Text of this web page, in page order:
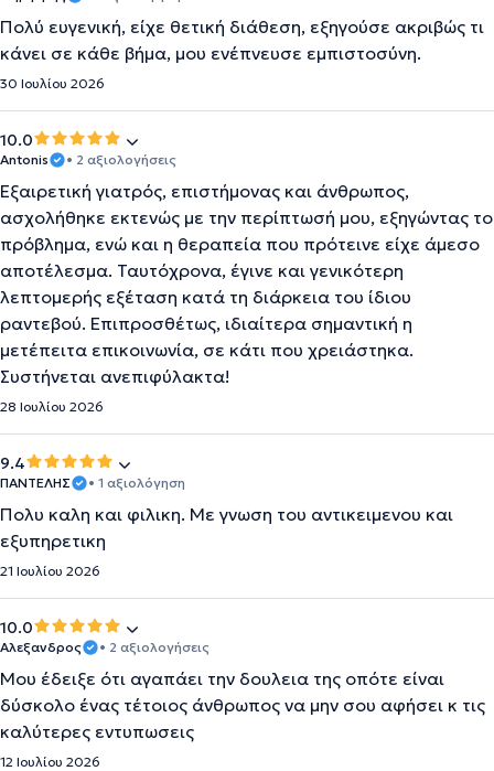
Πολύ ευγενική, είχε θετική διάθεση, εξηγούσε ακριβώς τι
κάνει σε κάθε βήμα, μου ενέπνευσε εμπιστοσύνη.
30 Ιουλίου 2026
10.0
Antonis • 2 αξιολογήσεις
Εξαιρετική γιατρός, επιστήμονας και άνθρωπος,
ασχολήθηκε εκτενώς με την περίπτωσή μου, εξηγώντας το
πρόβλημα, ενώ και η θεραπεία που πρότεινε είχε άμεσο
αποτέλεσμα. Ταυτόχρονα, έγινε και γενικότερη
λεπτομερής εξέταση κατά τη διάρκεια του ίδιου
ραντεβού. Επιπροσθέτως, ιδιαίτερα σημαντική η
μετέπειτα επικοινωνία, σε κάτι που χρειάστηκα.
Συστήνεται ανεπιφύλακτα!
28 Ιουλίου 2026
9.4
ΠΑΝΤΕΛΗΣ • 1 αξιολόγηση
Πολυ καλη και φιλικη. Με γνωση του αντικειμενου και
εξυπηρετικη
21 Ιουλίου 2026
10.0
Αλεξανδρος • 2 αξιολογήσεις
Μου έδειξε ότι αγαπάει την δουλεια της οπότε είναι
δύσκολο ένας τέτοιος άνθρωπος να μην σου αφήσει κ τις
καλύτερες εντυπωσεις
12 Ιουλίου 2026